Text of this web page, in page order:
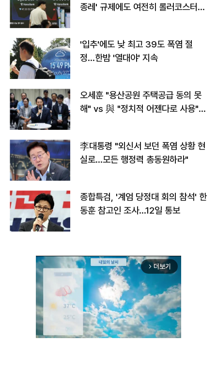
종레' 규제에도 여전히 롤러코스터
'입추'에도 낮 최고 39도 폭염 절
정…한밤 '열대야' 지속
오세훈 "용산공원 주택공급 동의 못
해" vs 與 "정치적 어젠다로 사용"
李대통령 "외신서 보던 폭염 상황 현
실로…모든 행정력 총동원하라"
종합특검, '계엄 당정대 회의 참석' 한
동훈 참고인 조사...12일 통보
arrow_forward_ios 더보기